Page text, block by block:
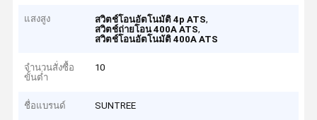
แสงสูง สวิตช์โอนอัตโนมัติ 4p ATS,
สวิตช์ถ่ายโอน 400A ATS,
สวิตช์โอนอัตโนมัติ 400A ATS
จำนวนสั่งซื้อ
ขั้นต่ำ
10
ชื่อแบรนด์ SUNTREE